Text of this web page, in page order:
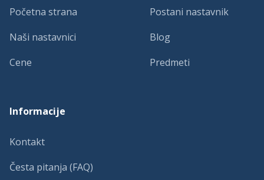
Početna strana
Naši nastavnici
Cene
Postani nastavnik
Blog
Predmeti
Informacije
Kontakt
Česta pitanja (FAQ)